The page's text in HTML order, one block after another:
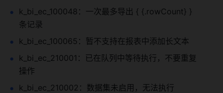
k_bi_ec_100048：一次最多导出 { {.rowCount} }
条记录
k_bi_ec_100065：暂不支持在报表中添加长文本
k_bi_ec_210001：已在队列中等待执行，不要重复
操作
k_bi_ec_210002：数据集未启用，无法执行